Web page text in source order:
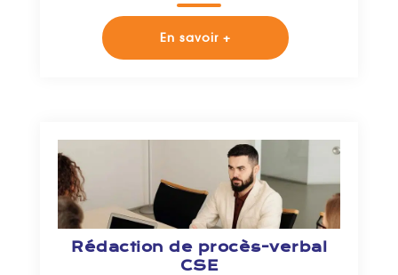
En savoir +
Rédaction de procès-verbal
CSE